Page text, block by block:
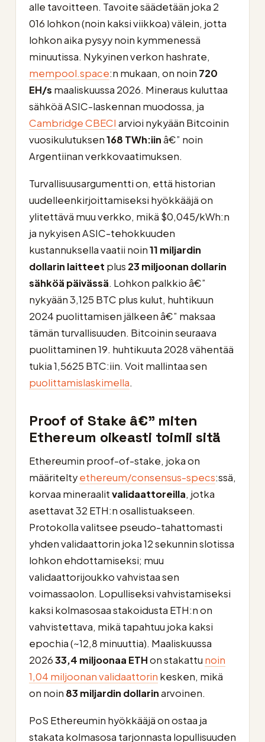
alle tavoitteen. Tavoite säädetään joka 2
016 lohkon (noin kaksi viikkoa) välein, jotta
lohkon aika pysyy noin kymmenessä
minuutissa. Nykyinen verkon hashrate,
mempool.space:n mukaan, on noin 720
EH/s maaliskuussa 2026. Mineraus kuluttaa
sähköä ASIC-laskennan muodossa, ja
Cambridge CBECI arvioi nykyään Bitcoinin
vuosikulutuksen168 TWh:iinâ€” noin
Argentiinan verkkovaatimuksen.
Turvallisuusargumentti on, että historian
uudelleenkirjoittamiseksi hyökkääjä on
ylitettävä muu verkko, mikä $0,045/kWh:n
ja nykyisen ASIC-tehokkuuden
kustannuksella vaatii noin11 miljardin
dollarin laitteet plus 23 miljoonan dollarin
sähköä päivässä. Lohkon palkkio â€”
nykyään 3,125 BTC plus kulut, huhtikuun
2024 puolittamisen jälkeen â€” maksaa
tämän turvallisuuden. Bitcoinin seuraava
puolittaminen 19. huhtikuuta 2028 vähentää
tukia 1,5625 BTC:iin. Voit mallintaa sen
puolittamislaskimella.
Proof of Stake â€” miten
Ethereum oikeasti toimii sitä
Ethereumin proof-of-stake, joka on
määriteltyethereum/consensus-specs:ssä,
korvaa mineraalitvalidaattoreilla, jotka
asettavat 32 ETH:n osallistuakseen.
Protokolla valitsee pseudo-tahattomasti
yhden validaattorin joka 12 sekunnin slotissa
lohkon ehdottamiseksi; muu
validaattorijoukko vahvistaa sen
voimassaolon. Lopulliseksi vahvistamiseksi
kaksi kolmasosaa stakoidusta ETH:n on
vahvistettava, mikä tapahtuu joka kaksi
epochia (~12,8 minuuttia). Maaliskuussa
202633,4 miljoonaa ETHon stakattu noin
1,04 miljoonan validaattorin kesken, mikä
on noin 83 miljardin dollarinarvoinen.
PoS Ethereumin hyökkääjä on ostaa ja
stakata kolmasosa tarjonnasta lopullisuuden